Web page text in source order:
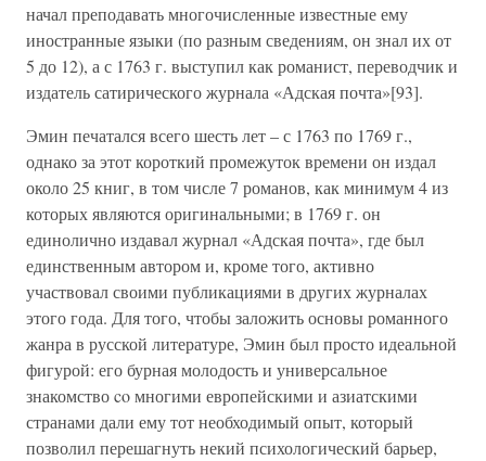
начал преподавать многочисленные известные ему
иностранные языки (по разным сведениям, он знал их от
5 до 12), а с 1763 г. выступил как романист, переводчик и
издатель сатирического журнала «Адская почта»[93].
Эмин печатался всего шесть лет – с 1763 по 1769 г.,
однако за этот короткий промежуток времени он издал
около 25 книг, в том числе 7 романов, как минимум 4 из
которых являются оригинальными; в 1769 г. он
единолично издавал журнал «Адская почта», где был
единственным автором и, кроме того, активно
участвовал своими публикациями в других журналах
этого года. Для того, чтобы заложить основы романного
жанра в русской литературе, Эмин был просто идеальной
фигурой: его бурная молодость и универсальное
знакомство co многими европейскими и азиатскими
странами дали ему тот необходимый опыт, который
позволил перешагнуть некий психологический барьер,